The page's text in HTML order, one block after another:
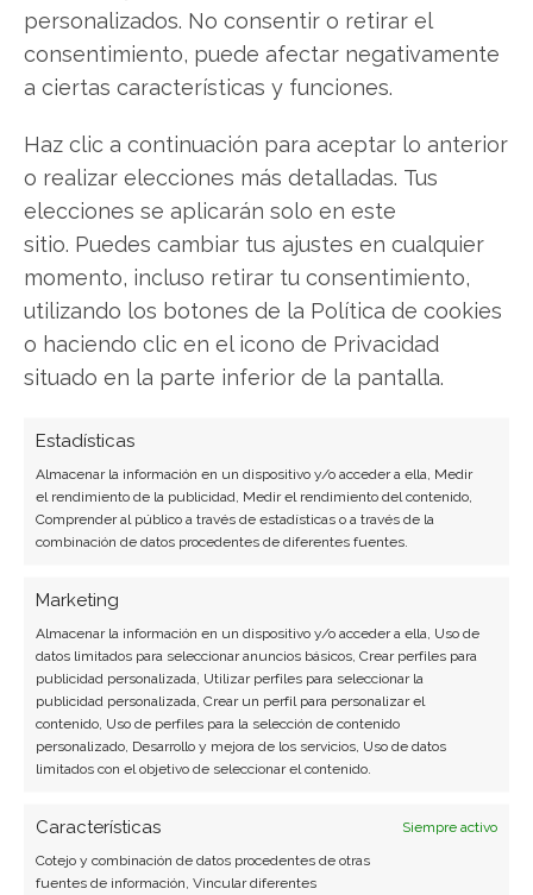
personalizados. No consentir o retirar el
consentimiento, puede afectar negativamente
a ciertas características y funciones.
Haz clic a continuación para aceptar lo anterior
o realizar elecciones más detalladas. Tus
elecciones se aplicarán solo en este
sitio. Puedes cambiar tus ajustes en cualquier
momento, incluso retirar tu consentimiento,
utilizando los botones de la Política de cookies
o haciendo clic en el icono de Privacidad
situado en la parte inferior de la pantalla.
Estadísticas
Almacenar la información en un dispositivo y/o acceder a ella, Medir
el rendimiento de la publicidad, Medir el rendimiento del contenido,
Comprender al público a través de estadísticas o a través de la
combinación de datos procedentes de diferentes fuentes.
Marketing
Almacenar la información en un dispositivo y/o acceder a ella, Uso de
datos limitados para seleccionar anuncios básicos, Crear perfiles para
publicidad personalizada, Utilizar perfiles para seleccionar la
publicidad personalizada, Crear un perfil para personalizar el
contenido, Uso de perfiles para la selección de contenido
personalizado, Desarrollo y mejora de los servicios, Uso de datos
limitados con el objetivo de seleccionar el contenido.
Características
Siempre activo
Cotejo y combinación de datos procedentes de otras
fuentes de información, Vincular diferentes
Facebook
LinkedIn
Copiar enlace
SOBRE EL AUTOR
Miguel Ángel Torres Díaz
Periodista de tecnología especializado en
consumo digital. Más de 10 años cubriendo la
industria tecnológica española.